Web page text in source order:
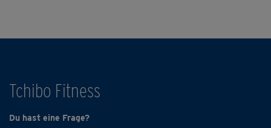
Tchibo Fitness
Du hast eine Frage?